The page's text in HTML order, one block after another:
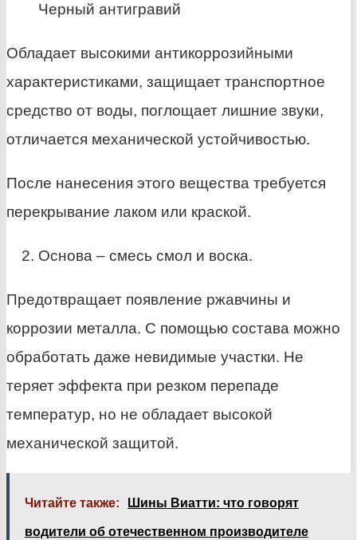
Черный антигравий
Обладает высокими антикоррозийными
характеристиками, защищает транспортное
средство от воды, поглощает лишние звуки,
отличается механической устойчивостью.
После нанесения этого вещества требуется
перекрывание лаком или краской.
Основа – смесь смол и воска.
Предотвращает появление ржавчины и
коррозии металла. С помощью состава можно
обработать даже невидимые участки. Не
теряет эффекта при резком перепаде
температур, но не обладает высокой
механической защитой.
Читайте также: Шины Виатти: что говорят
водители об отечественном производителе